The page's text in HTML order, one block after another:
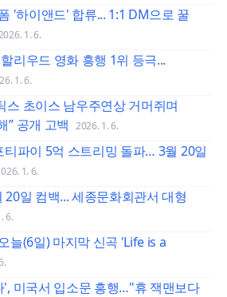
'하이앤드' 합류... 1:1 DM으로 꿀
1. 6.
리우드 영화 흥행 1위 등극...
1. 6.
스 초이스 남우주연상 거머쥐며
” 공개 고백 2026. 1. 6.
티파이 5억 스트리밍 돌파… 3월 20일
1. 6.
20일 컴백... 세종문화회관서 대형
6.
늘(6일) 마지막 신곡 'Life is a
미국서 입소문 흥행…"휴 잭맨보다